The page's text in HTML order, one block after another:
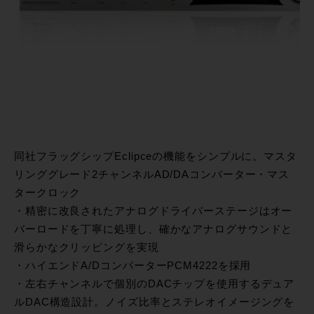
同社フラッグシップEclipceの機能をシンプルに。マスタ
リンググレード2チャンネルAD/DAコンバーター・マス
タークロック
・精密に改良されたアナログドライバーステージはオー
バーロードを丁寧に処理し、確かなアナログサウンドと
滑らかなクリッピングを実現
・ハイエンドA/DコンバーターPCM4222を採用
・左右チャンネルで個別のDACチップを使用するデュア
ルDAC構造設計。ノイズ比率とステレオイメージングを